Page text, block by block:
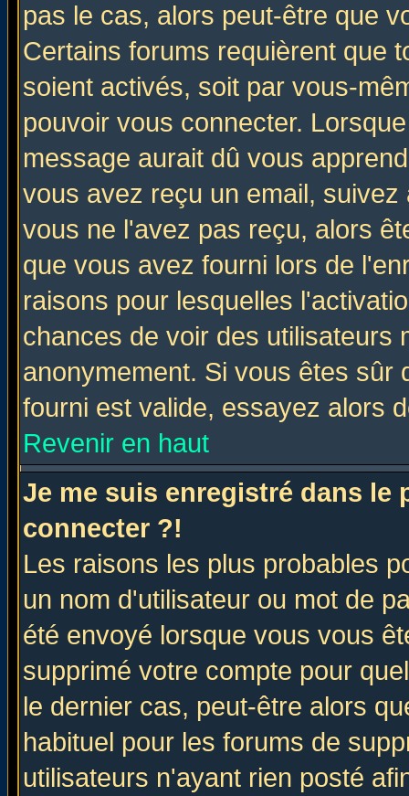
pas le cas, alors peut-être que
Certains forums requièrent que
soient activés, soit par vous-
pouvoir vous connecter.
message aurait dû vous
vous avez reçu un email,
vous ne l'avez pas reçu, alors
que vous avez fourni lors de
raisons pour lesquelles
chances de voir des utilisateurs
anonymement. Si vous êtes sûr
fourni est valide, essayez alors
Revenir en haut
Je me suis enregistré dans le
connecter ?!
Les raisons les plus probables
un nom d'utilisateur ou mot de
été envoyé lorsque vous vous
supprimé votre compte pour
le dernier cas, peut-être alors
habituel pour les forums de
utilisateurs n'ayant rien posté